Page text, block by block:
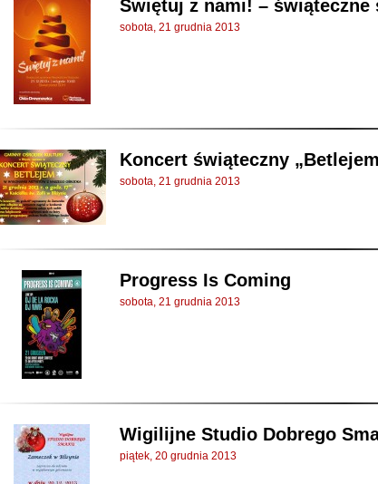
Świętuj z nami! –
sobota, 21 grudnia 2013
Koncert świąteczny
sobota, 21 grudnia 2013
Progress Is Coming
sobota, 21 grudnia 2013
Wigilijne Studio Dobrego
piątek, 20 grudnia 2013